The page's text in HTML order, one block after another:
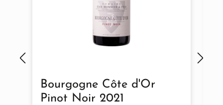
Bourgogne Côte d'Or
Pinot Noir 2021